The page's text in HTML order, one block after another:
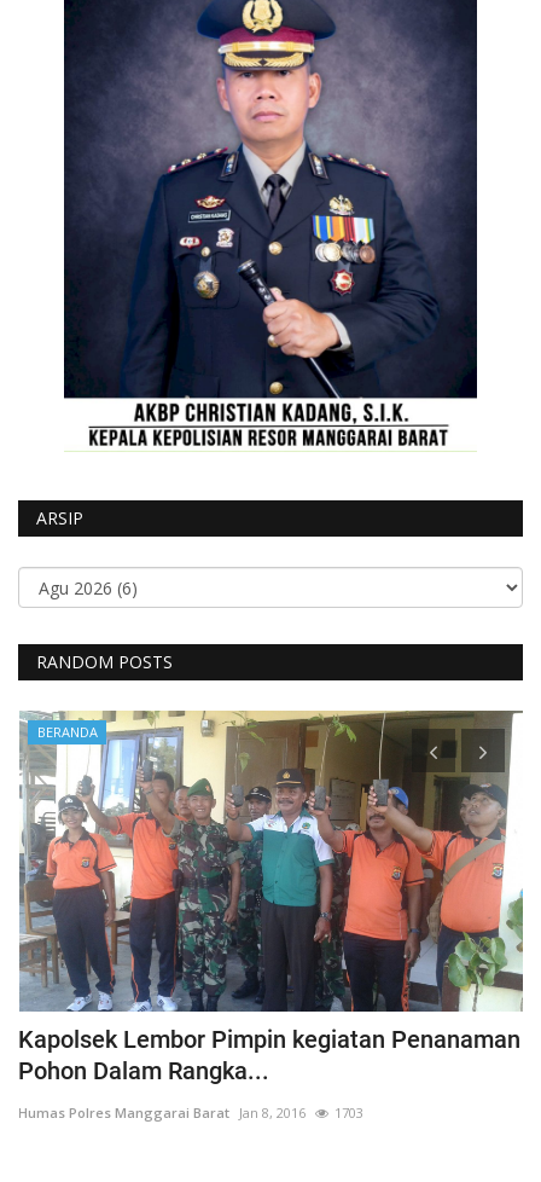
ARSIP
RANDOM POSTS
BERANDA
Kapolsek Lembor Pimpin kegiatan Penanaman
Pohon Dalam Rangka...
Humas Polres Manggarai Barat Jan 8, 2016 1703